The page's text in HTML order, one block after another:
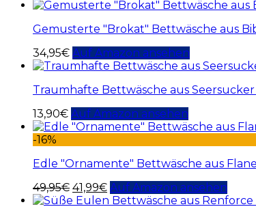
Gemusterte "Brokat" Bettwäsche aus
34,95€ Auf Amazon ansehen
Traumhafte Bettwäsche aus
13,90€ Auf Amazon ansehen
-16%
Edle "Ornamente" Bettwäsche aus
49,95€ 41,99€ Auf Amazon ansehen